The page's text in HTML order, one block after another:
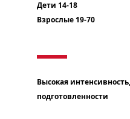
Дети 14-18
Взрослые 19-70
Высокая
подготовленности